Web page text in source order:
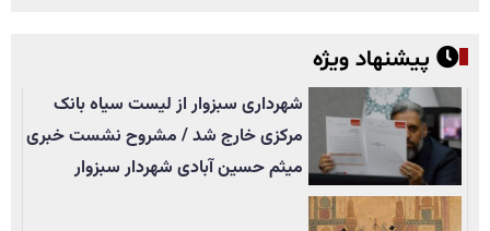
پیشنهاد ویژه
شهرداری سبزوار از لیست سیاه بانک
مرکزی خارج شد / مشروح نشست خبری
میثم حسین آبادی شهردار سبزوار